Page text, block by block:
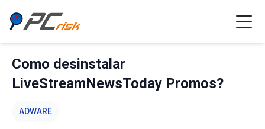
Como desinstalar
LiveStreamNewsToday Promos?
ADWARE